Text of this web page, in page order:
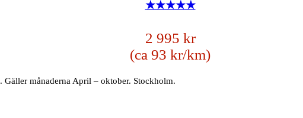
★★★★★
2 995 kr
(ca 93 kr/km)
. Gäller månaderna April – oktober. Stockholm.